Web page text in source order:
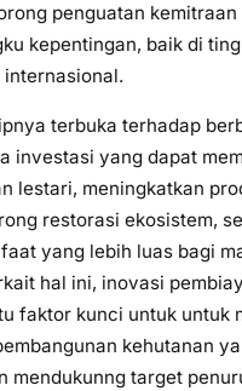
penguatan kemitraan
kepentingan, baik di
terbuka terhadap
investasi yang dapat
lestari, meningkatkan
restorasi ekosistem,
yang lebih luas bagi
hal ini, inovasi
faktor kunci untuk untuk
kehutanan
mendukunng target